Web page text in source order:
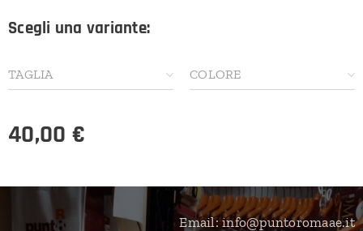
Scegli una variante:
TAGLIA COLORE
40,00 €
Email: info@puntoromaae.it